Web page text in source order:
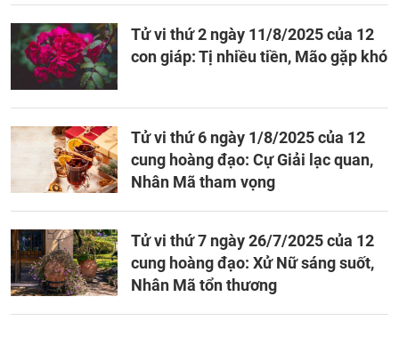
Tử vi thứ 2 ngày 11/8/2025 của 12
con giáp: Tị nhiều tiền, Mão gặp khó
Tử vi thứ 6 ngày 1/8/2025 của 12
cung hoàng đạo: Cự Giải lạc quan,
Nhân Mã tham vọng
Tử vi thứ 7 ngày 26/7/2025 của 12
cung hoàng đạo: Xử Nữ sáng suốt,
Nhân Mã tổn thương